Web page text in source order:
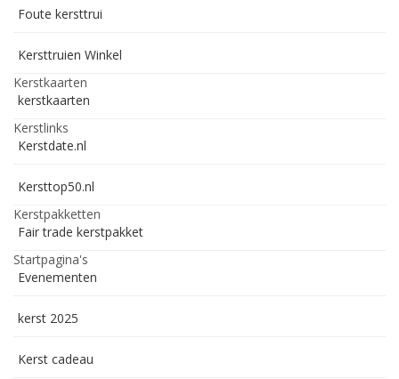
Foute kersttrui
Kersttruien Winkel
Kerstkaarten
kerstkaarten
Kerstlinks
Kerstdate.nl
Kersttop50.nl
Kerstpakketten
Fair trade kerstpakket
Startpagina's
Evenementen
kerst 2025
Kerst cadeau